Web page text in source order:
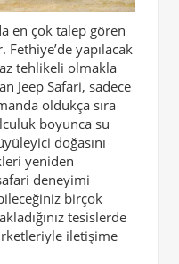
en çok talep gören
yapılacak
tehlikeli olmakla
Jeep Safari, sadece
oldukça sıra
boyunca su
doğasını
yeniden
deneyimi
birçok
tesislerde
iletişime